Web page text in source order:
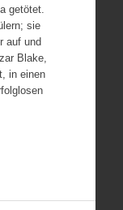
getötet.
sie
auf und
Blake,
in einen